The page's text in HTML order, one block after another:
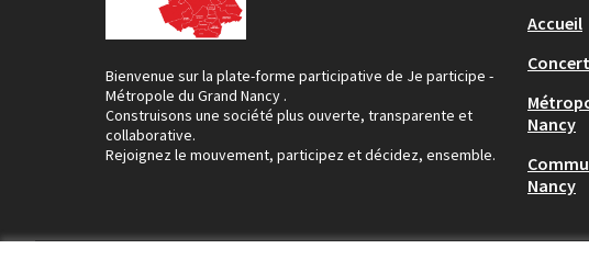
Bienvenue sur la plate-forme participative de Je participe -
Métropole du Grand Nancy .
Construisons une société plus ouverte, transparente et
collaborative.
Rejoignez le mouvement, participez et décidez, ensemble.
Accueil
Nancy
Nancy